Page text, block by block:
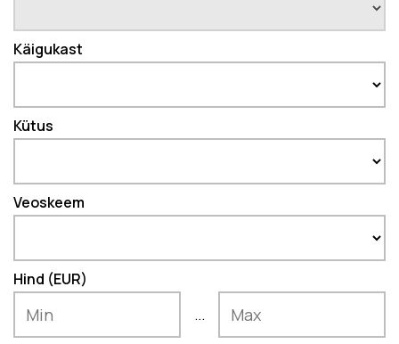
Käigukast
Kütus
Veoskeem
Hind (EUR)
...